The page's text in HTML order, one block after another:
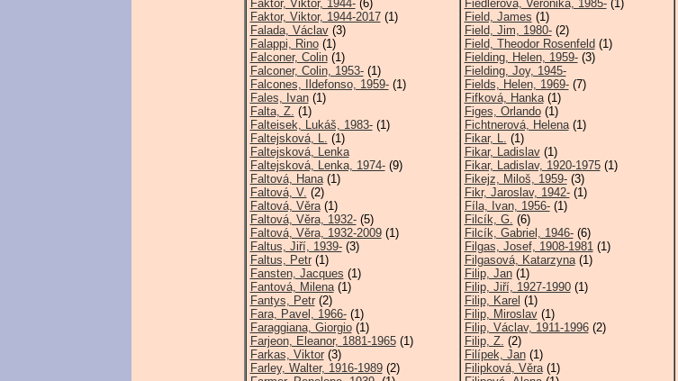
Faktor, Viktor, 1944-(6)
Faktor, Viktor, 1944-2017(1)
Falada, Václav(3)
Falappi, Rino(1)
Falconer, Colin(1)
Falconer, Colin, 1953-(1)
Falcones, Ildefonso, 1959-(1)
Fales, Ivan(1)
Falta, Z. (1)
Falteisek, Lukáš, 1983-(1)
Faltejsková, L. (1)
Faltejsková, Lenka
Faltejsková, Lenka, 1974-(9)
Faltová, Hana(1)
Faltová, V. (2)
Faltová, Věra(1)
Faltová, Věra, 1932-(5)
Faltová, Věra, 1932-2009(1)
Faltus, Jiří, 1939-(3)
Faltus, Petr(1)
Fansten, Jacques (1)
Fantová, Milena(1)
Fantys, Petr(2)
Fara, Pavel, 1966-(1)
Faraggiana, Giorgio(1)
Farjeon, Eleanor, 1881-1965(1)
Farkas, Viktor(3)
Farley, Walter, 1916-1989(2)
Fiedlerová, Veronika, 1985-(1)
Field, James (1)
Field, Jim, 1980-(2)
Field, Theodor Rosenfeld (1)
Fielding, Helen, 1959-(3)
Fielding, Joy, 1945-
Fields, Helen, 1969-(7)
Fifková, Hanka(1)
Figes, Orlando(1)
Fichtnerová, Helena(1)
Fikar, L. (1)
Fikar, Ladislav(1)
Fikar, Ladislav, 1920-1975(1)
Fikejz, Miloš, 1959-(3)
Fikr, Jaroslav, 1942-(1)
Fíla, Ivan, 1956-(1)
Filcík, G. (6)
Filcík, Gabriel, 1946-(6)
Filgas, Josef, 1908-1981(1)
Filgasová, Katarzyna(1)
Filip, Jan(1)
Filip, Jiří, 1927-1990(1)
Filip, Karel (1)
Filip, Miroslav(1)
Filip, Václav, 1911-1996(2)
Filip, Z. (2)
Filípek, Jan(1)
Filipková, Věra(1)